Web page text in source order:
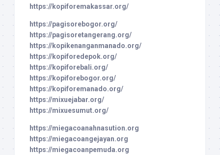
https://kopiforemakassar.org/
https://pagisorebogor.org/
https://pagisoretangerang.org/
https://kopikenanganmanado.org/
https://kopiforedepok.org/
https://kopiforebali.org/
https://kopiforebogor.org/
https://kopiforemanado.org/
https://mixuejabar.org/
https://mixuesumut.org/
https://miegacoanahnasution.org
https://miegacoangejayan.org
https://miegacoanpemuda.org